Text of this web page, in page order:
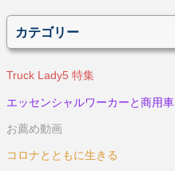
カテゴリー
Truck Lady5 特集
エッセンシャルワーカーと商用車
お薦め動画
コロナとともに生きる